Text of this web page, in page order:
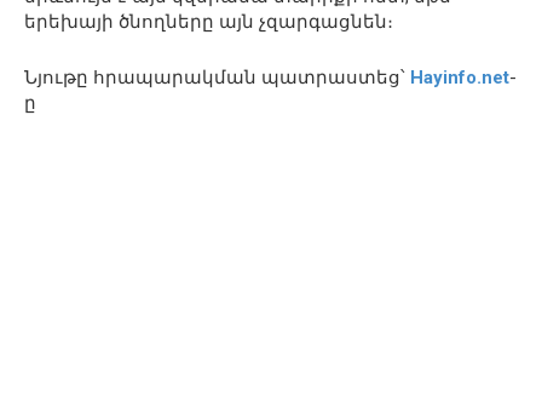
երեխայի ծնողները այն չզարգացնեն։
Նյութը հրապարակման պատրաստեց՝ Hayinfo.net-
ը